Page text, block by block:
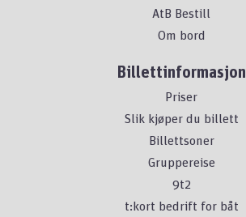
AtB Bestill
Om bord
Billettinformasjon
Priser
Slik kjøper du billett
Billettsoner
Gruppereise
9t2
t:kort bedrift for båt